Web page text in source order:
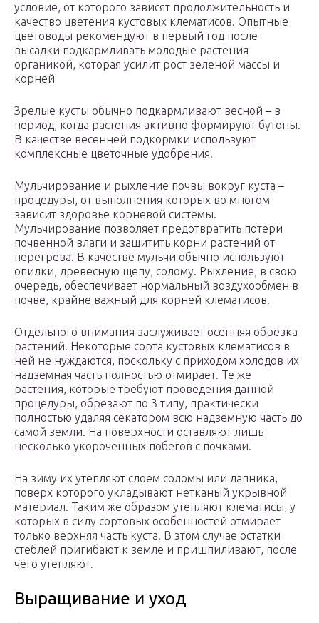
условие, от которого зависят продолжительность и
качество цветения кустовых клематисов. Опытные
цветоводы рекомендуют в первый год после
высадки подкармливать молодые растения
органикой, которая усилит рост зеленой массы и
корней
Зрелые кусты обычно подкармливают весной – в
период, когда растения активно формируют бутоны.
В качестве весенней подкормки используют
комплексные цветочные удобрения.
Мульчирование и рыхление почвы вокруг куста –
процедуры, от выполнения которых во многом
зависит здоровье корневой системы.
Мульчирование позволяет предотвратить потери
почвенной влаги и защитить корни растений от
перегрева. В качестве мульчи обычно используют
опилки, древесную щепу, солому. Рыхление, в свою
очередь, обеспечивает нормальный воздухообмен в
почве, крайне важный для корней клематисов.
Отдельного внимания заслуживает осенняя обрезка
растений. Некоторые сорта кустовых клематисов в
ней не нуждаются, поскольку с приходом холодов их
надземная часть полностью отмирает. Те же
растения, которые требуют проведения данной
процедуры, обрезают по 3 типу, практически
полностью удаляя секатором всю надземную часть до
самой земли. На поверхности оставляют лишь
несколько укороченных побегов с почками.
На зиму их утепляют слоем соломы или лапника,
поверх которого укладывают нетканый укрывной
материал. Таким же образом утепляют клематисы, у
которых в силу сортовых особенностей отмирает
только верхняя часть куста. В этом случае остатки
стеблей пригибают к земле и пришпиливают, после
чего утепляют.
Выращивание и уход